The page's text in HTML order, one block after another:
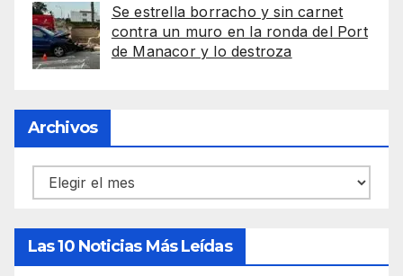
Se estrella borracho y sin carnet
contra un muro en la ronda del Port
de Manacor y lo destroza
Archivos
Archivos
Las 10 Noticias Más Leídas